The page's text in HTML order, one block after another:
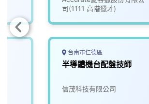
司(1111 高階獵才)
台南市仁德區
半導體機台配盤技師
信茂科技有限公司